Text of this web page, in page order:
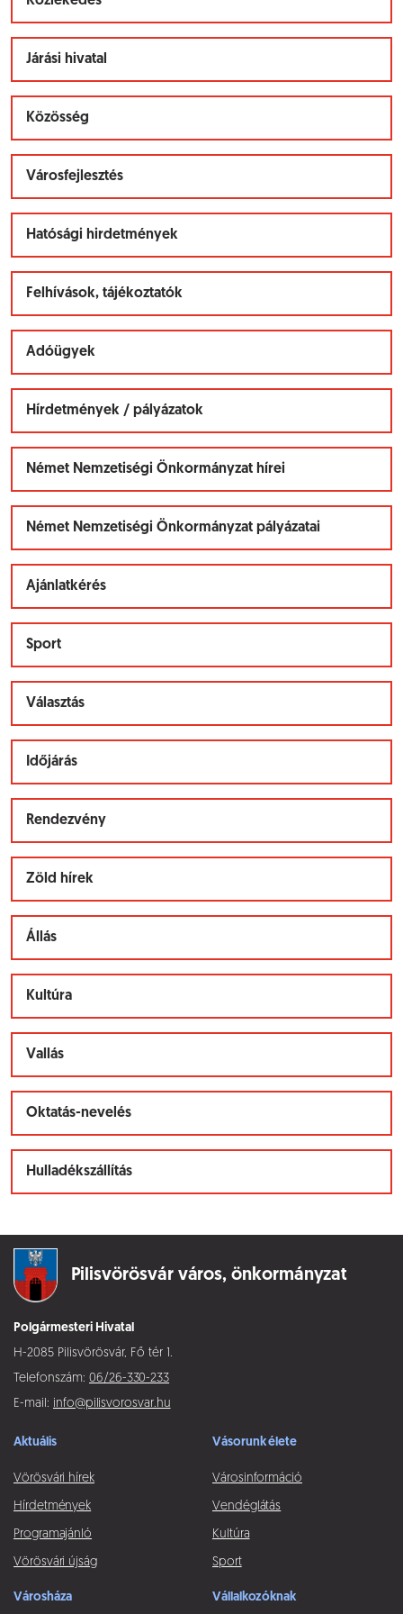
Járási hivatal
Közösség
Városfejlesztés
Hatósági hirdetmények
Felhívások, tájékoztatók
Adóügyek
Hírdetmények / pályázatok
Német Nemzetiségi Önkormányzat hírei
Német Nemzetiségi Önkormányzat pályázatai
Ajánlatkérés
Sport
Választás
Időjárás
Rendezvény
Zöld hírek
Állás
Kultúra
Vallás
Oktatás-nevelés
Hulladékszállítás
Pilisvörösvár város, önkormányzat
Polgármesteri Hivatal
H-2085 Pilisvörösvár, Fő tér 1.
Telefonszám: 06/26-330-233
E-mail: info@pilisvorosvar.hu
Aktuális
Vörösvári hírek
Hírdetmények
Programajánló
Vörösvári újság
Vásorunk élete
Városinformáció
Vendéglátás
Kultúra
Sport
Városháza Vállalkozóknak